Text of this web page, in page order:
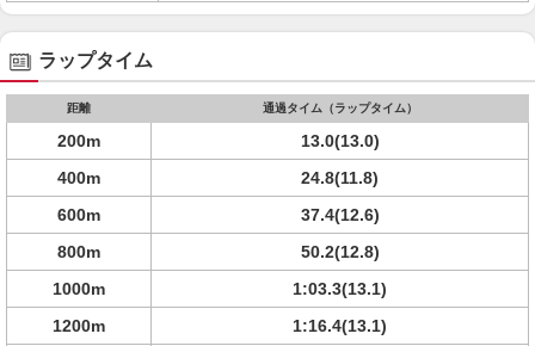
ラップタイム
距離 通過タイム（ラップタイム）
200m
13.0(13.0)
400m
24.8(11.8)
600m
37.4(12.6)
800m
50.2(12.8)
1000m
1:03.3(13.1)
1200m
1:16.4(13.1)